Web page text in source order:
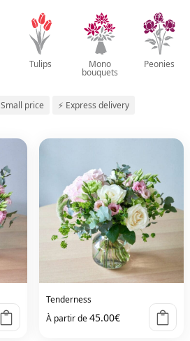
Tulips Mono
bouquets
Peonies
Small price ⚡ Express delivery
Tenderness
À partir de45.00€